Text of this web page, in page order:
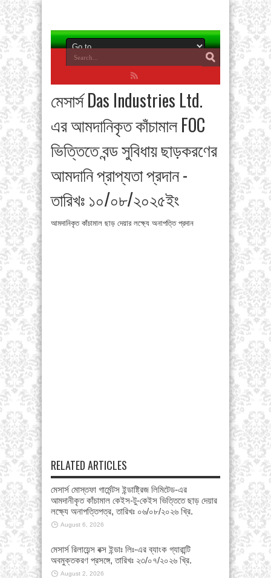
মেসার্স Das Industries Ltd.
এর আমদানিকৃত কাঁচামাল FOC
ভিত্তিতে বন্ড সুবিধায় ছাড়করণের
আমদানি প্রাপ্যতা প্রদান -
তারিখঃ ১০/০৮/২০২৫ইং
আমদানিকৃত কাঁচামাল ছাড় দেয়ার লক্ষ্যে অনাপত্তি প্রদান
RELATED ARTICLES
মেসার্স মোস্তফা গার্মেন্টস ইন্ডাষ্ট্রিজ লিমিটেড-এর
আমদানীকৃত কাঁচামাল কেইস-টু-কেইস ভিত্তিতে ছাড় দেয়ার
লক্ষ্যে অনাপত্তিপত্র, তারিখঃ ০৬/০৮/২০২৬ খ্রি.
August 6, 2026
মেসার্স রিলায়েন্স বক্স ইন্ডাঃ লিঃ-এর ব্যাংক গ্যারান্টি
অবমুক্তকরণ প্রসঙ্গে, তারিখঃ ২৩/০৭/২০২৬ খ্রি.
August 2, 2026